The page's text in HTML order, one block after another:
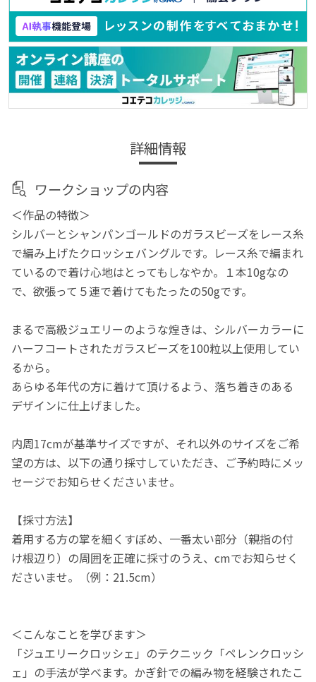
詳細情報
ワークショップの内容
＜作品の特徴＞
シルバーとシャンパンゴールドのガラスビーズをレース糸
で編み上げたクロッシェバングルです。レース糸で編まれ
ているので着け心地はとってもしなやか。１本10gなの
で、欲張って５連で着けてもたったの50gです。
まるで高級ジュエリーのような煌きは、シルバーカラーに
ハーフコートされたガラスビーズを100粒以上使用してい
るから。
あらゆる年代の方に着けて頂けるよう、落ち着きのある
デザインに仕上げました。
内周17cmが基準サイズですが、それ以外のサイズをご希
望の方は、以下の通り採寸していただき、ご予約時にメッ
セージでお知らせくださいませ。
【採寸方法】
着用する方の掌を細くすぼめ、一番太い部分（親指の付
け根辺り）の周囲を正確に採寸のうえ、cmでお知らせく
ださいませ。（例：21.5cm）
＜こんなことを学びます＞
「ジュエリークロッシェ」のテクニック「ペレンクロッシ
ェ」の手法が学べます。かぎ針での編み物を経験されたこ